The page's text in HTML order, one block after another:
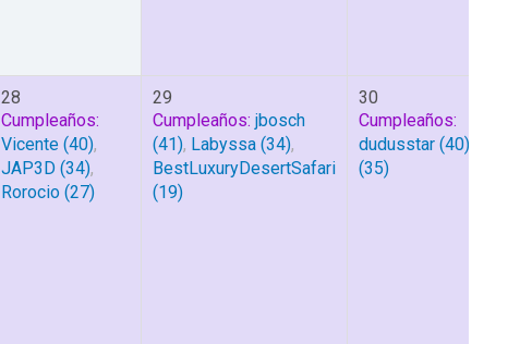
28
Cumpleaños:
Vicente (40),
JAP3D (34),
Rorocio (27)
29
Cumpleaños: jbosch
(41), Labyssa (34),
BestLuxuryDesertSafari
(19)
30
Cumpleaños:
dudusstar (40)
(35)